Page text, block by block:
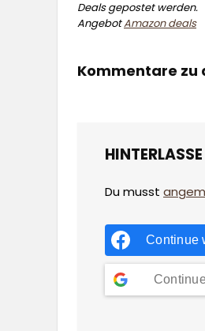
Deals gepostet werden.
AngebotAmazon deals
Kommentare zu
Du musst
Continue